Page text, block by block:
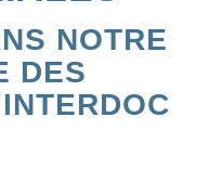
NOTRE
DES